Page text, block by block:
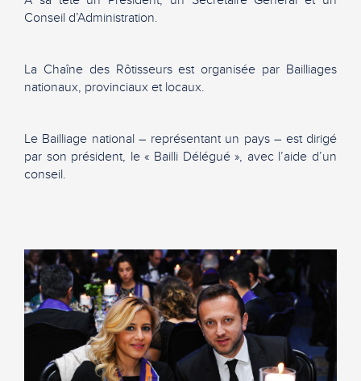
Conseil d’Administration.
La Chaîne des Rôtisseurs est organisée par Bailliages
nationaux, provinciaux et locaux.
Le Bailliage national – représentant un pays – est dirigé
par son président, le « Bailli Délégué », avec l’aide d’un
conseil.